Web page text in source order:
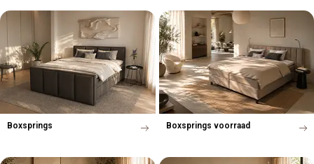
Boxsprings Boxsprings voorraad